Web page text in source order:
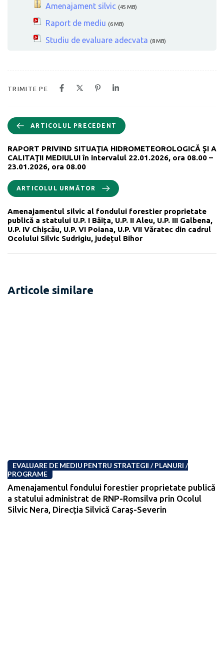
Amenajament silvic (45 MB)
Raport de mediu (6 MB)
Studiu de evaluare adecvata (8 MB)
TRIMITE PE
ARTICOLUL PRECEDENT
RAPORT PRIVIND SITUAŢIA HIDROMETEOROLOGICĂ ŞI A
CALITAŢII MEDIULUI în intervalul 22.01.2026, ora 08.00 –
23.01.2026, ora 08.00
ARTICOLUL URMĂTOR
Amenajamentul silvic al fondului forestier proprietate
publică a statului U.P. I Băița, U.P. II Aleu, U.P. III Galbena,
U.P. IV Chișcău, U.P. VI Poiana, U.P. VII Văratec din cadrul
Ocolului Silvic Sudrigiu, județul Bihor
Articole similare
EVALUARE DE MEDIU PENTRU STRATEGII / PLANURI /
PROGRAME
Amenajamentul fondului forestier proprietate publică
a statului administrat de RNP-Romsilva prin Ocolul
Silvic Nera, Direcția Silvică Caraș-Severin